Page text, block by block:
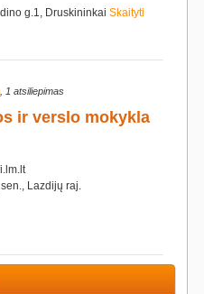
g.1, Druskininkai Skaityti
, 1 atsiliepimas
ir verslo mokykla
Lazdijų raj.